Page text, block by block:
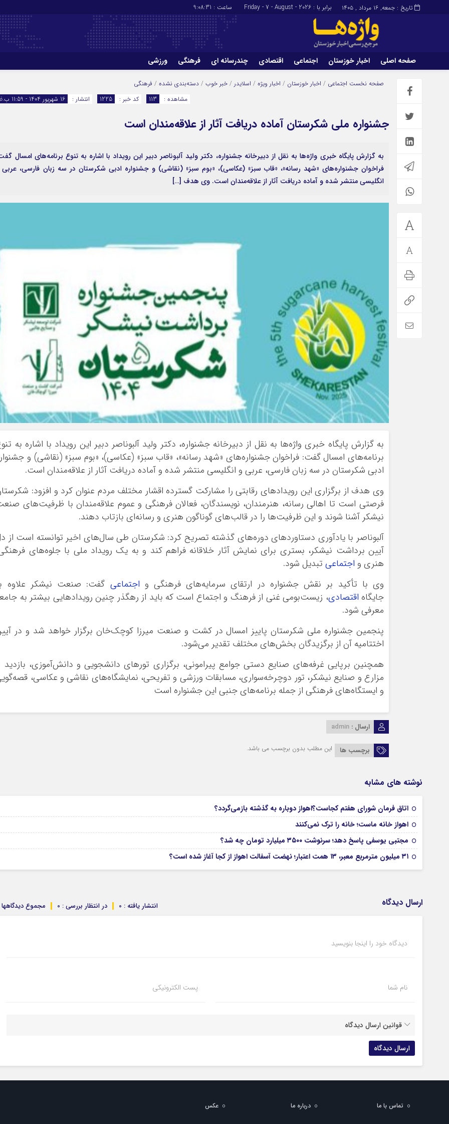
تاریخ : جمعه, ۱۶ مرداد , ۱۴۰۵ برابر با : Friday - 7 - August - 2026 ساعت : 9:08:31
صفحه اصلی اخبار خوزستان اجتماعی اقتصادی چندرسانه ای فرهنگی ورزشی
برگه نمونه تماس با ما چاپ صفحه نخست اجتماعی / اخبار خوزستان / اخبار ویژه / اسلایدر / خبر خوب / دسته‌بندی نشده / فرهنگی
انتشار :
16 شهریور 1404 - 11:59 ب.ظ کد خبر : 1225 مشاهده : 113
جشنواره ملی شکرستان آماده دریافت آثار از علاقه‌مندان است
به گزارش پایگاه خبری واژه‌ها به نقل از دبیرخانه جشنواره، دکتر ولید آلبوناصر دبیر این رویداد با اشاره به تنوع برنامه‌های امسال
فراخوان جشنواره‌های «شهد رسانه»، «قاب سبز» (عکاسی)، «بوم سبز» (نقاشی) و جشنواره ادبی شکرستان در سه زبان فارسی،
انگلیسی منتشر شده و آماده دریافت آثار از علاقه‌مندان است. وی هدف […]
به گزارش پایگاه خبری واژه‌ها به نقل از دبیرخانه جشنواره، دکتر ولید آلبوناصر دبیر این رویداد با اشاره به
برنامه‌های امسال گفت: فراخوان جشنواره‌های «شهد رسانه»، «قاب سبز» (عکاسی)، «بوم سبز» (نقاشی) و
ادبی شکرستان در سه زبان فارسی، عربی و انگلیسی منتشر شده و آماده دریافت آثار از علاقه‌مندان است.
وی هدف از برگزاری این رویدادهای رقابتی را مشارکت گسترده اقشار مختلف مردم عنوان کرد و افزود:
فرصتی است تا اهالی رسانه، هنرمندان، نویسندگان، فعالان فرهنگی و عموم علاقه‌مندان با ظرفیت‌های
نیشکر آشنا شوند و این ظرفیت‌ها را در قالب‌های گوناگون هنری و رسانه‌ای بازتاب دهند.
آلبوناصر با یادآوری دستاوردهای دوره‌های گذشته تصریح کرد: شکرستان طی سال‌های اخیر توانسته است از
آیین برداشت نیشکر، بستری برای نمایش آثار خلاقانه فراهم کند و به یک رویداد ملی با جلوه‌های
هنری و اجتماعی تبدیل شود.
وی با تأکید بر نقش جشنواره در ارتقای سرمایه‌های فرهنگی و اجتماعی گفت: صنعت نیشکر علاوه
جایگاه اقتصادی، زیست‌بومی غنی از فرهنگ و اجتماع است که باید از رهگذر چنین رویدادهایی بیشتر به
معرفی شود.
پنجمین جشنواره ملی شکرستان پاییز امسال در کشت و صنعت میرزا کوچک‌خان برگزار خواهد شد و در
اختتامیه آن از برگزیدگان بخش‌های مختلف تقدیر می‌شود.
همچنین برپایی غرفه‌های صنایع دستی جوامع پیرامونی، برگزاری تورهای دانشجویی و دانش‌آموزی، بازدید
مزارع و صنایع نیشکر، تور دوچرخه‌سواری، مسابقات ورزشی و تفریحی، نمایشگاه‌های نقاشی و عکاسی،
و ایستگاه‌های فرهنگی از جمله برنامه‌های جنبی این جشنواره است
ارسال : admin
برچسب ها این مطلب بدون برچسب می باشد.
نوشته های مشابه
اتاق فرمان شورای هفتم کجاست؟اهواز دوباره به گذشته بازمی‌گردد؟
اهواز خانه ماست؛ خانه را ترک نمی‌کنند
مجتبی یوسفی پاسخ دهد؛ سرنوشت ۳۵۰۰ میلیارد تومان چه شد؟
۳۱ میلیون مترمربع معبر، ۱۳ همت اعتبار؛ نهضت آسفالت اهواز از کجا آغاز شده است؟
ارسال دیدگاه مجموع دیدگاهها در انتظار بررسی : 0 انتشار یافته : 0
دیدگاه خود را اینجا بنویسید
نام شما پست الکترونیکی
قوانین ارسال دیدگاه
تماس با ما درباره ما عکس